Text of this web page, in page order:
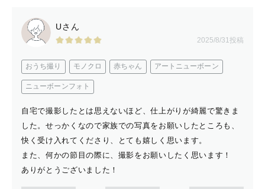
よ。
出です。
撮影体験そのものを楽しんで欲しいという想いのもと、
写真がいいものである事はもちろん、撮影体験そのものを
Uさん
2025/8/31投稿
おうち撮り モノクロ 赤ちゃん アートニューボーン
ニューボーンフォト
自宅で撮影したとは思えないほど、仕上がりが綺麗で驚きま
した。せっかくなので家族での写真をお願いしたところも、
快く受け入れてくださり、とても嬉しく思います。
また、何かの節目の際に、撮影をお願いしたく思います！
ありがとうございました！